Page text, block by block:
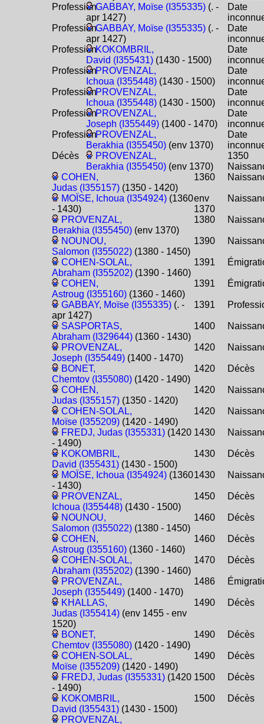
ProfessionGABBAY, Moïse (I355335)(. -
apr 1427)
Date
ProfessionGABBAY, Moïse (I355335)(. -
apr 1427)
Date
ProfessionKOKOMBRIL,
David (I355431)(1430 - 1500)
Date
ProfessionPROVENZAL,
Ichoua (I355448)(1430 - 1500)
Date
ProfessionPROVENZAL,
Ichoua (I355448)(1430 - 1500)
Date
ProfessionPROVENZAL,
Joseph (I355449)(1400 - 1470)
Date
ProfessionPROVENZAL,
Berakhia (I355450)(env 1370)
Date
Décès
PROVENZAL,
Berakhia (I355450)(env 1370)
1350
COHEN,
Judas (I355157) (1350 - 1420)
1360
MOÏSE, Ichoua (I354924) (1360
- 1430)
env
1370
PROVENZAL,
Berakhia (I355450) (env 1370)
1380
NOUNOU,
Salomon (I355022) (1380 - 1450)
1390
COHEN-SOLAL,
Abraham (I355202) (1390 - 1460)
1391
COHEN,
Astroug (I355160) (1360 - 1460)
1391
GABBAY, Moïse (I355335) (. -
apr 1427)
1391
SASPORTAS,
Abraham (I329644) (1360 - 1430)
1400
PROVENZAL,
Joseph (I355449) (1400 - 1470)
1420
BONET,
Chemtov (I355080) (1420 - 1490)
1420 Décès
COHEN,
Judas (I355157) (1350 - 1420)
1420
COHEN-SOLAL,
Moïse (I355209) (1420 - 1490)
1420
FREDJ, Judas (I355331) (1420
- 1490)
1430
KOKOMBRIL,
David (I355431) (1430 - 1500)
1430 Décès
MOÏSE, Ichoua (I354924) (1360
- 1430)
1430
PROVENZAL,
Ichoua (I355448) (1430 - 1500)
1450 Décès
NOUNOU,
Salomon (I355022) (1380 - 1450)
1460 Décès
COHEN,
Astroug (I355160) (1360 - 1460)
1460 Décès
COHEN-SOLAL,
Abraham (I355202) (1390 - 1460)
1470 Décès
PROVENZAL,
Joseph (I355449) (1400 - 1470)
1486
KHALLAS,
Judas (I355414) (env 1455 - env
1520)
1490 Décès
BONET,
Chemtov (I355080) (1420 - 1490)
1490 Décès
COHEN-SOLAL,
Moïse (I355209) (1420 - 1490)
1490 Décès
FREDJ, Judas (I355331) (1420
- 1490)
1500 Décès
KOKOMBRIL,
David (I355431) (1430 - 1500)
1500 Décès
PROVENZAL,